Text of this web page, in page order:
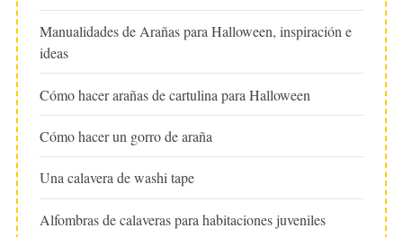
Manualidades de Arañas para Halloween, inspiración e
ideas
Cómo hacer arañas de cartulina para Halloween
Cómo hacer un gorro de araña
Una calavera de washi tape
Alfombras de calaveras para habitaciones juveniles